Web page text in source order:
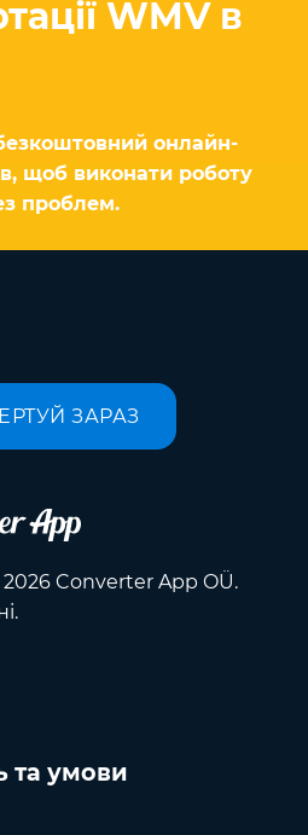
WMV в
онлайн-
щоб виконати роботу
проблем.
ЗАРАЗ
Converter App OÜ.
та умови